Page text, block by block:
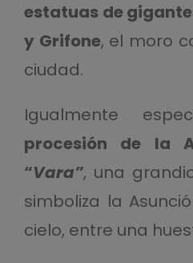
estatuas de
y Grifone, el moro
ciudad.
Igualmente
procesión de la
“Vara”, una
simboliza la
cielo, entre una